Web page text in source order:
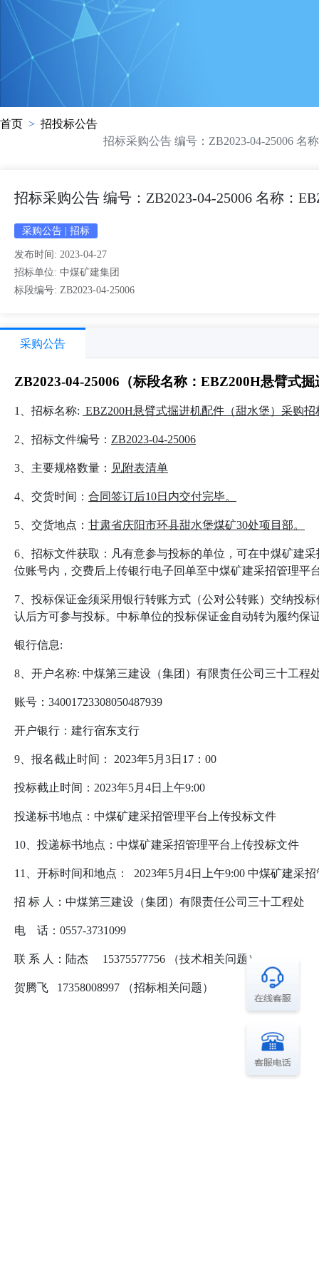
首页
招投标公告
招标采购公告 编号：ZB2023-04-25006 名
招标采购公告 编号：ZB2023-04-25006 名称：
采购公告 招标
发布时间: 2023-04-27
招标单位: 中煤矿建集团
标段编号: ZB2023-04-25006
采购公告
ZB2023-04-25006（标段名称：EBZ200H悬臂式
1、招标名称: EBZ200H悬臂式掘进机配件（甜水堡）采购招
2、招标文件编号： ZB2023-04-25006
3、主要规格数量： 见附表清单
4、交货时间： 合同签订后10日内交付完毕。
5、交货地点： 甘肃省庆阳市环县甜水堡煤矿30处项目部。
6、招标文件获取：凡有意参与投标的单位，可在中煤矿建
位账号内，交费后上传银行电子回单至中煤矿建采招管理
7、投标保证金须采用银行转账方式（公对公转账）交纳投
认后方可参与投标。中标单位的投标保证金自动转为履约
银行信息:
8、开户名称: 中煤第三建设（集团）有限责任公司三十
账号：34001723308050487939
开户银行：建行宿东支行
9、报名截止时间： 2023年5月3日17：00
投标截止时间：2023年5月4日上午9:00
投递标书地点：中煤矿建采招管理平台上传投标文件
10、投递标书地点：中煤矿建采招管理平台上传投标文件
11、开标时间和地点： 2023年5月4日上午9:00 中煤矿建采
招 标 人：中煤第三建设（集团）有限责任公司三十工程处
电 话：0557-3731099
联 系 人：陆杰 15375577756 （技术相关问题）
贺腾飞 17358008997 （招标相关问题）